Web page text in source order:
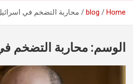
Home
blog محاربة التضخم في
الوسم: محاربة التضخم